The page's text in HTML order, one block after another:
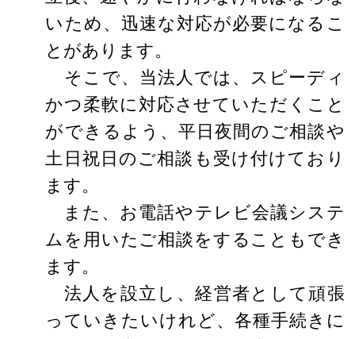
いため、迅速な対応が必要になるこ
とがあります。
そこで、当法人では、スピーディ
かつ柔軟に対応させていただくこと
ができるよう、平日夜間のご相談や
土日祝日のご相談も受け付けており
ます。
また、お電話やテレビ会議システ
ムを用いたご相談をすることもでき
ます。
法人を設立し、経営者として頑張
っていきたいけれど、各種手続きに